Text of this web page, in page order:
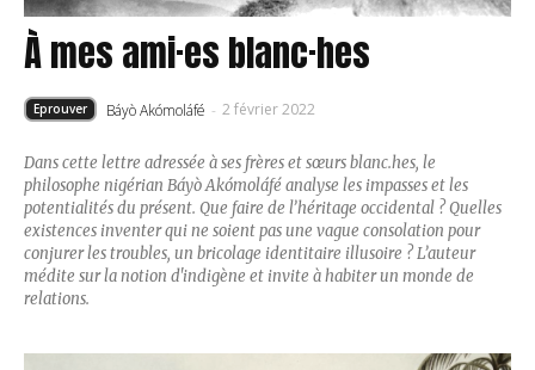
À mes ami·es blanc·hes
Eprouver Báyò Akómoláfé - 2 février 2022
Dans cette lettre adressée à ses frères et sœurs blanc.hes, le
philosophe nigérian Báyò Akómoláfé analyse les impasses et les
potentialités du présent. Que faire de l’héritage occidental ? Quelles
existences inventer qui ne soient pas une vague consolation pour
conjurer les troubles, un bricolage identitaire illusoire ? L’auteur
médite sur la notion d'indigène et invite à habiter un monde de
relations.